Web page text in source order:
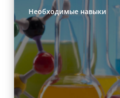
Необходимые навыки